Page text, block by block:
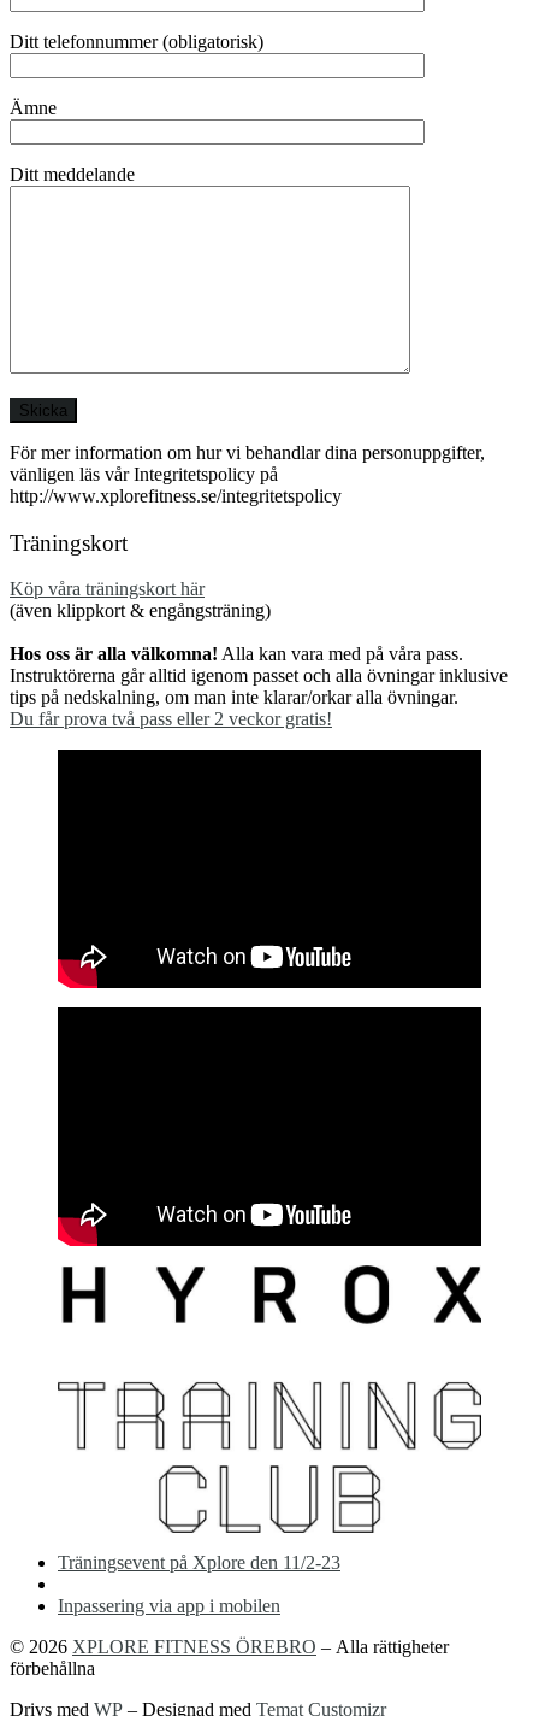
Ditt telefonnummer (obligatorisk)
Ämne
Ditt meddelande
För mer information om hur vi behandlar dina personuppgifter,
vänligen läs vår Integritetspolicy på
http://www.xplorefitness.se/integritetspolicy
Träningskort
Köp våra träningskort här
(även klippkort & engångsträning)
Hos oss är alla välkomna! Alla kan vara med på våra pass.
Instruktörerna går alltid igenom passet och alla övningar inklusive
tips på nedskalning, om man inte klarar/orkar alla övningar.
Du får prova två pass eller 2 veckor gratis!
Inläggsnavigering
Föregående
Träningsevent på Xplore den 11/2-23
till
Nästa
Inpassering via app i mobilen
© 2026 XPLORE FITNESS ÖREBRO – Alla rättigheter
förbehållna
Drivs med WP – Designad med Temat Customizr